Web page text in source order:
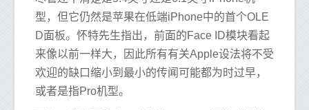
型，但它仍然是苹果在低端iPhone中的首个OLE
D面板。怀特先生指出，前面的Face ID模块看起
来像以前一样大，因此所有有关Apple设法将不受
欢迎的缺口缩小到最小的传闻可能都为时过早，
或者是指Pro机型。